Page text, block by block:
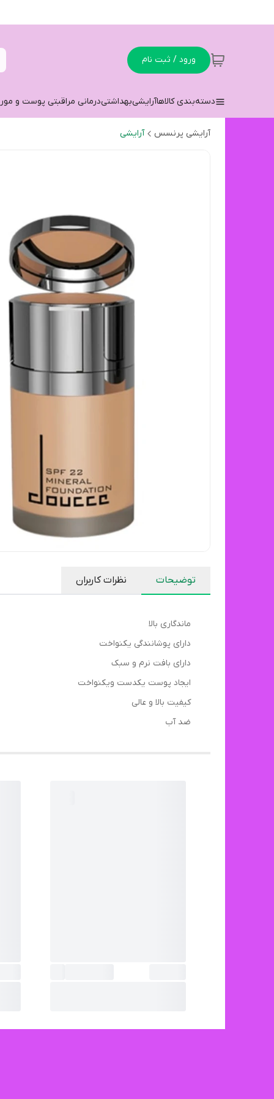
ورود / ثبت نام
دسته‌بندی کالاهاآرایشیبهداشتیدرمانی مراقبتی پوست و مو
آرایشی پرنسس آرایشی
توضیحات نظرات کاربران
ماندگاری بالا
دارای پوشانندگی یکنواخت
دارای بافت نرم و سبک
ایجاد پوست یکدست و‌یکنواخت
کیفیت بالا و عالی
ضد آب